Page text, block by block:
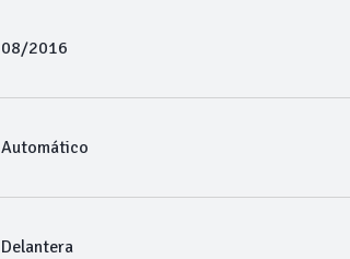
08/2016
Automático
Delantera